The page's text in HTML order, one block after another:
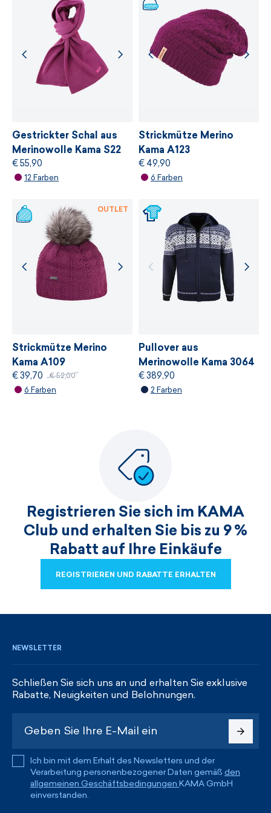
transparent und nachhaltig ist.
Wir arbeiten mit Lieferanten zusammen, die
den strengsten unabhängigen ökologischen
Standard von
bluesign®
anbieten, der auf
einer sanften Behandlung von Ressourcen,
Entwicklungsprinzipien basiert.
WEITERE INFORMATIONEN
Gestrickter Schal aus
Merinowolle Kama S22
€ 55,90
12 Farben
Strickmütze Merino
Kama A123
€ 49,90
6 Farben
Strickmütze Merino
Kama A109
€ 39,70 € 52,00
6 Farben
OUTLET
Pullover aus
Merinowolle Kama 3064
€ 389,90
2 Farben
Registrieren Sie sich im KAMA
Club und erhalten Sie bis zu 9 %
Rabatt auf Ihre Einkäufe
REGISTRIEREN UND RABATTE ERHALTEN
NEWSLETTER
Schließen Sie sich uns an und erhalten Sie exklusive
Rabatte, Neuigkeiten und Belohnungen.
Ich bin mit dem Erhalt des Newsletters und der
Verarbeitung personenbezogener Daten gemäß den
allgemeinen Geschäftsbedingungen KAMA GmbH
einverstanden.